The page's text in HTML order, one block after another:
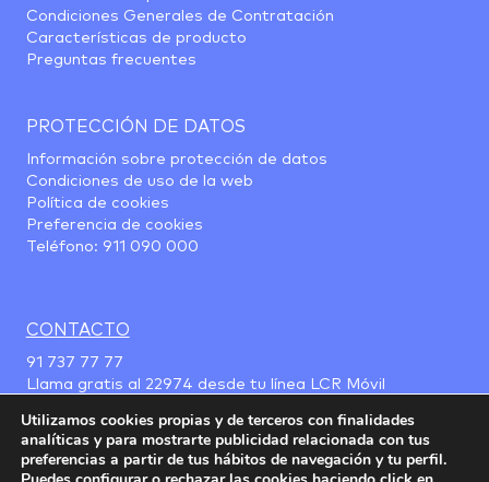
Condiciones Generales de Contratación
Características de producto
Preguntas frecuentes
PROTECCIÓN DE DATOS
Información sobre protección de datos
Condiciones de uso de la web
Política de cookies
Preferencia de cookies
Teléfono: 911 090 000
CONTACTO
91 737 77 77
Llama gratis al 22974 desde tu línea LCR Móvil
Utilizamos cookies propias y de terceros con finalidades
analíticas y para mostrarte publicidad relacionada con tus
preferencias a partir de tus hábitos de navegación y tu perfil.